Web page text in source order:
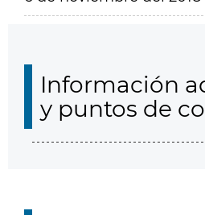
Información
y puntos de